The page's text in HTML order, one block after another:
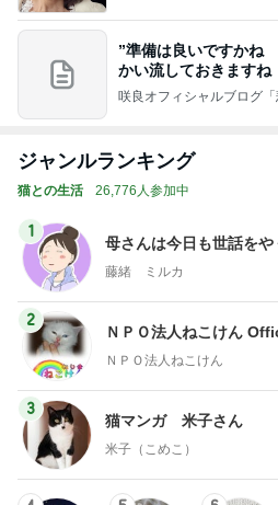
”準備は良いですかね
かい流しておきますね
咲良オフィシャルブログ
ジャンルランキング
猫との生活 26,776人参加中
1
母さんは今日も世話をや
藤緒 ミルカ
2
ＮＰＯ法人ねこけん
ＮＰＯ法人ねこけん
3
猫マンガ 米子さん
米子（こめこ）